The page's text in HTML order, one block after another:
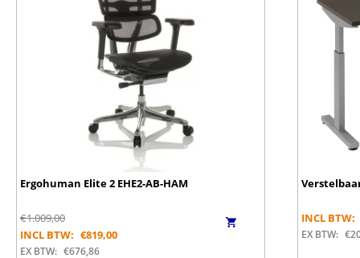
Ergohuman Elite 2 EHE2-AB-HAM
€1.009,00
INCL BTW: €819,00
EX BTW: €676,86
INCL BTW:
EX BTW: €